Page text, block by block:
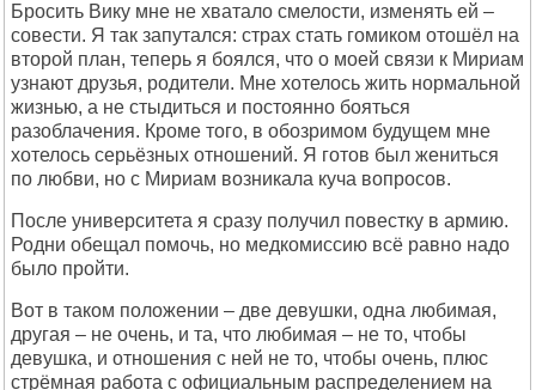
Бросить Вику мне не хватало смелости, изменять ей –
совести. Я так запутался: страх стать гомиком отошёл на
второй план, теперь я боялся, что о моей связи к Мириам
узнают друзья, родители. Мне хотелось жить нормальной
жизнью, а не стыдиться и постоянно бояться
разоблачения. Кроме того, в обозримом будущем мне
хотелось серьёзных отношений. Я готов был жениться
по любви, но с Мириам возникала куча вопросов.
После университета я сразу получил повестку в армию.
Родни обещал помочь, но медкомиссию всё равно надо
было пройти.
Вот в таком положении – две девушки, одна любимая,
другая – не очень, и та, что любимая – не то, чтобы
девушка, и отношения с ней не то, чтобы очень, плюс
стрёмная работа с официальным распределением на